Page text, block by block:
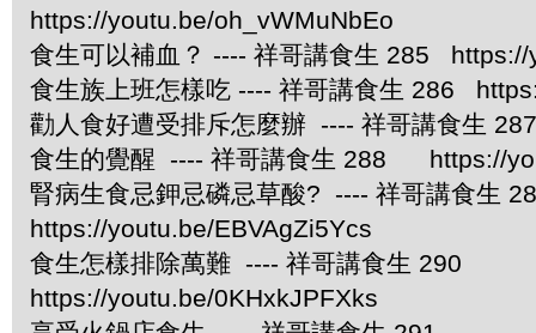
https://youtu.be/oh_vWMuNbEo
食生可以補血？ ---- 祥哥講食生 285
食生族上班怎樣吃 ---- 祥哥講食生 286
勸人食好遭受排斥怎麼辦 ---- 祥哥講食生
食生的覺醒 ---- 祥哥講食生 288 https://
腎病生食忌鉀忌磷忌草酸? ---- 祥哥講食
https://youtu.be/EBVAgZi5Ycs
食生怎樣排除萬難 ---- 祥哥講食生 290
https://youtu.be/0KHxkJPFXks